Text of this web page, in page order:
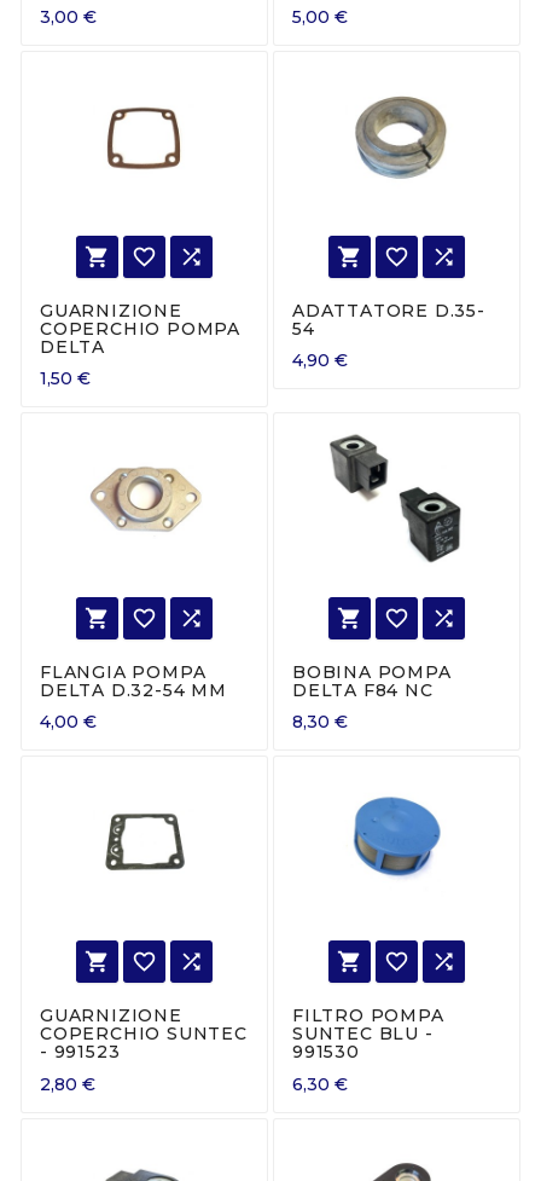
3,00 €
5,00 €
  
GUARNIZIONE
COPERCHIO POMPA
DELTA
1,50 €
  
ADATTATORE D.35-
54
4,90 €
  
FLANGIA POMPA
DELTA D.32-54 MM
4,00 €
  
BOBINA POMPA
DELTA F84 NC
8,30 €
  
GUARNIZIONE
COPERCHIO SUNTEC
- 991523
2,80 €
  
FILTRO POMPA
SUNTEC BLU -
991530
6,30 €